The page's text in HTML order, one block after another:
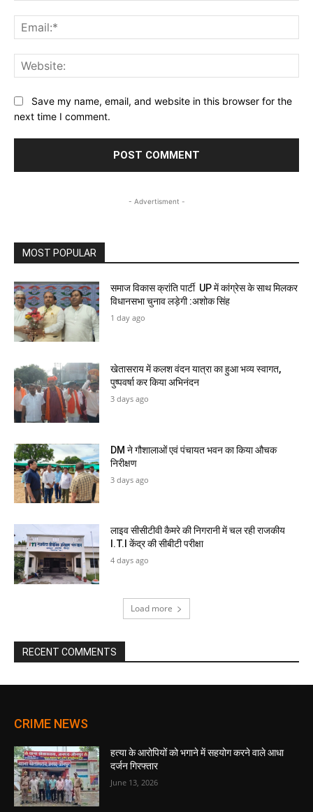
Save my name, email, and website in this browser for the
next time I comment.
- Advertisment -
MOST POPULAR
समाज विकास क्रांति पार्टी UP में कांग्रेस के साथ मिलकर
विधानसभा चुनाव लड़ेगी :अशोक सिंह
1 day ago
खेतासराय में कलश वंदन यात्रा का हुआ भव्य स्वागत,
पुष्पवर्षा कर किया अभिनंदन
3 days ago
DM ने गौशालाओं एवं पंचायत भवन का किया औचक
निरीक्षण
3 days ago
लाइव सीसीटीवी कैमरे की निगरानी में चल रही राजकीय
I.T.I केंद्र की सीबीटी परीक्षा
4 days ago
Load more
RECENT COMMENTS
CRIME NEWS
हत्या के आरोपियों को भगाने में सहयोग करने वाले आधा
दर्जन गिरफ्तार
June 13, 2026